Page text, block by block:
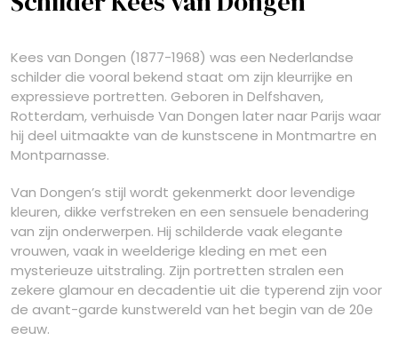
Kees van Dongen (1877-1968) was een Nederlandse
schilder die vooral bekend staat om zijn kleurrijke en
expressieve portretten. Geboren in Delfshaven,
Rotterdam, verhuisde Van Dongen later naar Parijs waar
hij deel uitmaakte van de kunstscene in Montmartre en
Montparnasse.
Van Dongen’s stijl wordt gekenmerkt door levendige
kleuren, dikke verfstreken en een sensuele benadering
van zijn onderwerpen. Hij schilderde vaak elegante
vrouwen, vaak in weelderige kleding en met een
mysterieuze uitstraling. Zijn portretten stralen een
zekere glamour en decadentie uit die typerend zijn voor
de avant-garde kunstwereld van het begin van de 20e
eeuw.